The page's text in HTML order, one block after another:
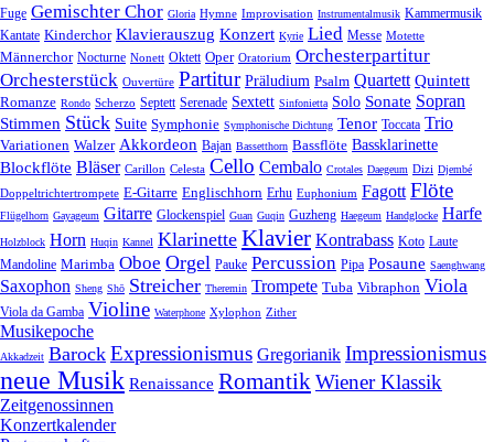
Fuge Gemischter Chor Gloria Hymne Improvisation Instrumentalmusik Kammermusik
Kantate Kinderchor Klavierauszug Konzert Kyrie Lied Messe Motette
Männerchor Nocturne Nonett Oktett Oper Oratorium Orchesterpartitur
Orchesterstück Ouvertüre Partitur Präludium Psalm Quartett Quintett
Romanze Rondo Scherzo Septett Serenade Sextett Sinfonietta Solo Sonate Sopran
Stimmen Stück Suite Symphonie Symphonische Dichtung Tenor Toccata Trio
Variationen Walzer Akkordeon Bajan Bassetthorn Bassflöte Bassklarinette
Blockflöte Bläser Carillon Celesta Cello Cembalo Crotales Daegeum Dizi Djembé
Doppeltrichtertrompete E-Gitarre Englischhorn Erhu Euphonium Fagott Flöte
Flügelhorn Gayageum Gitarre Glockenspiel Guan Guqin Guzheng Haegeum Handglocke Harfe
Holzblock Horn Huqin Kannel Klarinette Klavier Kontrabass Koto Laute
Mandoline Marimba Oboe Orgel Pauke Percussion Pipa Posaune Saenghwang
Saxophon Sheng Shō Streicher Theremin Trompete Tuba Vibraphon Viola
Viola da Gamba Violine Waterphone Xylophon Zither
Musikepoche
Akkadzeit Barock Expressionismus Gregorianik Impressionismus
neue Musik Renaissance RomantikWiener Klassik
Zeitgenossinnen
Konzertkalender